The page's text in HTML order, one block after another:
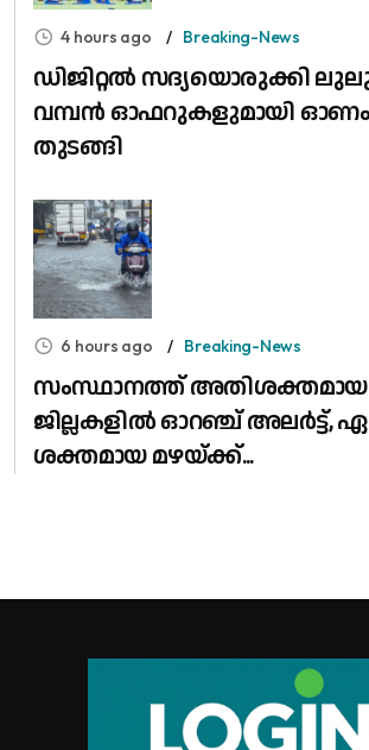
4 hours ago Breaking-News
ഡിജിറ്റൽ സദ്യയൊരുക്കി
വമ്പൻ ഓഫറുകളുമായി ഓണം
തുടങ്ങി
6 hours ago Breaking-News
സംസ്ഥാനത്ത് അതിശക്തമായ
ജില്ലകളിൽ ഓറഞ്ച് അലർട്ട്,
ശക്തമായ മഴയ്ക്ക്...